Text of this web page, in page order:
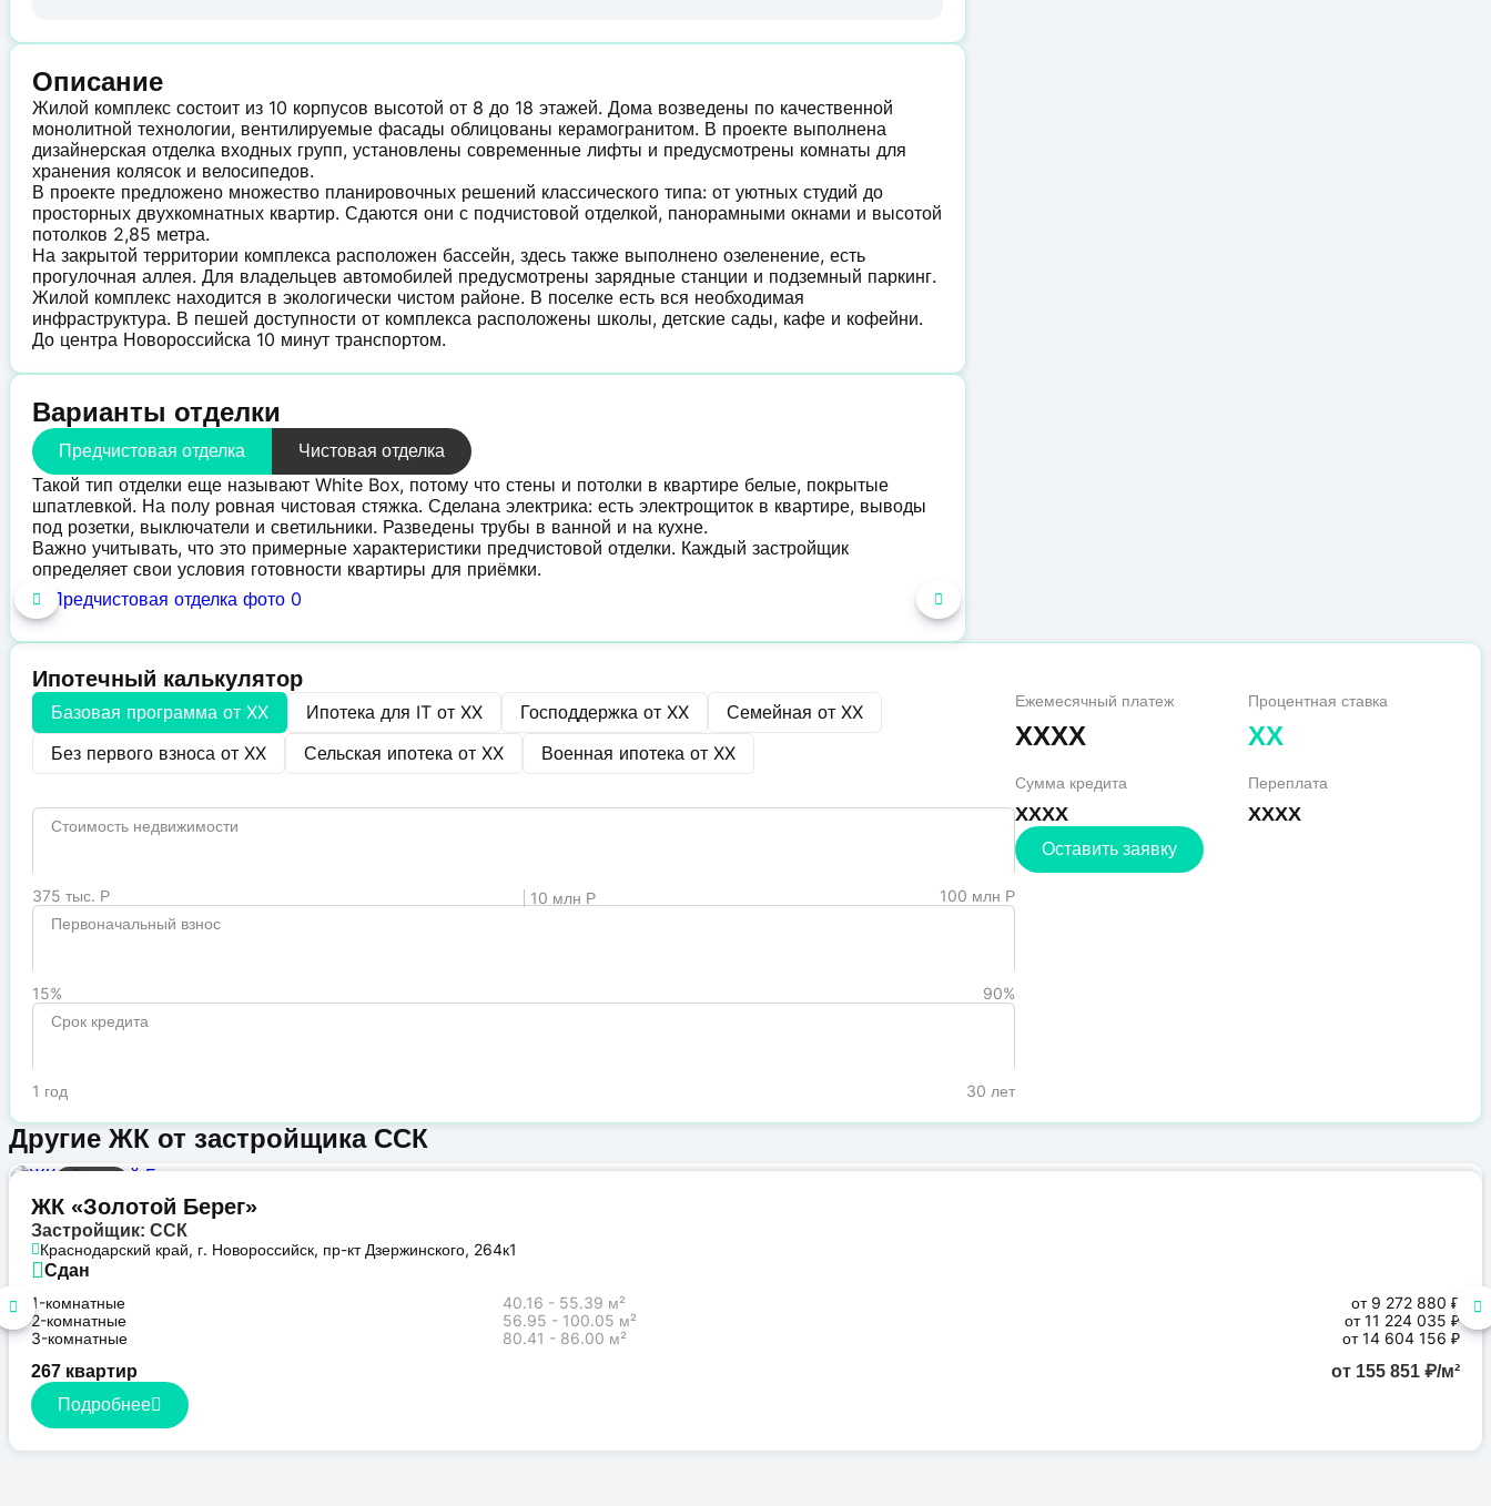
Описание
Жилой комплекс состоит из 10 корпусов высотой от 8 до 18 этажей. Дома возведены по качественной
монолитной технологии, вентилируемые фасады облицованы керамогранитом. В проекте выполнена
дизайнерская отделка входных групп, установлены современные лифты и предусмотрены комнаты для
хранения колясок и велосипедов.
В проекте предложено множество планировочных решений классического типа: от уютных студий до
просторных двухкомнатных квартир. Сдаются они с подчистовой отделкой, панорамными окнами и высотой
потолков 2,85 метра.
На закрытой территории комплекса расположен бассейн, здесь также выполнено озеленение, есть
прогулочная аллея. Для владельцев автомобилей предусмотрены зарядные станции и подземный паркинг.
Жилой комплекс находится в экологически чистом районе. В поселке есть вся необходимая
инфраструктура. В пешей доступности от комплекса расположены школы, детские сады, кафе и кофейни.
До центра Новороссийска 10 минут транспортом.
Варианты отделки
Предчистовая отделка Чистовая отделка
Такой тип отделки еще называют White Boх, потому что стены и потолки в квартире белые, покрытые
шпатлевкой. На полу ровная чистовая стяжка. Сделана электрика: есть электрощиток в квартире, выводы
под розетки, выключатели и светильники. Разведены трубы в ванной и на кухне.
Важно учитывать, что это примерные характеристики предчистовой отделки. Каждый застройщик
определяет свои условия готовности квартиры для приёмки.
Ипотечный калькулятор
Базовая программа от XX Ипотека для IT от XX Господдержка от XX Семейная от XX
Без первого взноса от XX Сельская ипотека от XX Военная ипотека от XX
Стоимость недвижимости
375 тыс. Р 10 млн Р
100 млн Р
Первоначальный взнос
15%
90%
Срок кредита
1 год 30 лет
Ежемесячный платеж
XXXX
Процентная ставка
XX
Сумма кредита
XXXX
Переплата
XXXX
Оставить заявку
Другие ЖК от застройщика ССК
ЖК «Золотой Берег»
Застройщик: ССК
Краснодарский край, г. Новороссийск, пр-кт Дзержинского, 264к1
Сдан
1-комнатные
40.16 - 55.39 м²
от 9 272 880 ₽
2-комнатные
56.95 - 100.05 м²
от 11 224 035 ₽
3-комнатные
80.41 - 86.00 м²
от 14 604 156 ₽
267 квартир
от 155 851 ₽/м²
Подробнее